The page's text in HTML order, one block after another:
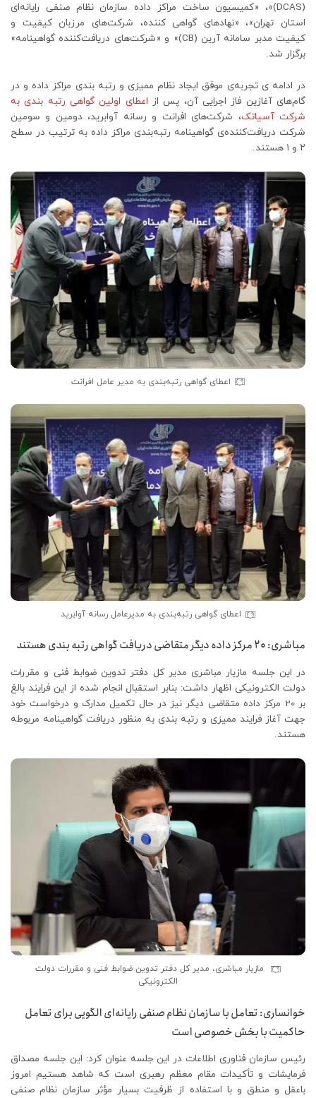
(DCAS)»، «کمیسیون ساخت مراکز داده سازمان نظام صنفی رایانه‌ای
استان تهران»، «نهادهای گواهی کننده، شرکت‌های مرزبان کیفیت و
کیفیت مدبر سامانه آرین (CB)» و «شرکت‌های دریافت‌کننده گواهینامه»
برگزار شد.
در ادامه ی تجربه‌ی موفق ایجاد نظام ممیزی و رتبه بندی مراکز داده و در
گام‌های آغازین فاز اجرایی آن، پس از اعطای اولین گواهی رتبه بندی به
شرکت آسیاتک، شرکت‌های افرانت و رسانه آوابرید، دومین و سومین
شرکت دریافت‌کننده‌ی گواهینامه رتبه‌بندی مراکز داده به ترتیب در سطح
۲ و ۱ هستند.
اعطای گواهی رتبه‌بندی به مدیر عامل افرانت
اعطای گواهی رتبه‌بندی به مدیرعامل رسانه آوابرید
مباشری: ۲۰ مرکز داده دیگر متقاضی دریافت گواهی رتبه بندی هستند
در این جلسه مازیار مباشری مدیر کل دفتر تدوین ضوابط فنی و مقررات
دولت الکترونیکی اظهار داشت: بنابر استقبال انجام شده از این فرایند بالغ
بر 20 مرکز داده متقاضی دیگر نیز در حال تکمیل مدارک و درخواست خود
جهت آغاز فرایند ممیزی و رتبه بندی به منظور دریافت گواهینامه مربوطه
هستند.
مازیار مباشری، مدیر کل دفتر تدوین ضوابط فنی و مقررات دولت
الکترونیکی
خوانساری: تعامل با سازمان نظام صنفی رایانه‌ای الگویی برای تعامل
حاکمیت با بخش خصوصی است
رئیس سازمان فناوری اطلاعات در این جلسه عنوان کرد: این جلسه مصداق
فرمایشات و تأکیدات مقام معظم رهبری است که شاهد هستیم امروز
باعقل و منطق و با استفاده از ظرفیت بسیار مؤثر سازمان نظام صنفی